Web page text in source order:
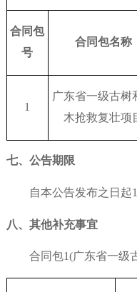
合同包
号
合同包名称
1
广东省一级古树
木抢救复壮项
七、公告期限
自本公告发布之日起
八、其他补充事宜
合同包1(广东省一级